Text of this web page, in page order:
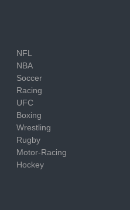
NFL
NBA
Soccer
Racing
UFC
Boxing
Wrestling
Rugby
Motor-Racing
Hockey